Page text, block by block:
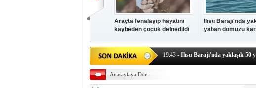
Araçta fenalaşıp hayatını
kaybeden çocuk defnedildi
Ilısu Barajı'nda
yaban domuzu
- OKUMAK İÇİN TIKLAYIN
19:43 - Ilısu Barajı'nda yaklaşık 50
19:42- Hacıoğlu: UMKE ekipleri
19:08- HÜDA PAR Şırnak il
Anasayfaya Dön